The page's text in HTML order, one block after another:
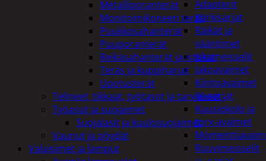
Adapterit
Kärkisarjat
Räikät ja
vääntimet
Iskumeisselit
Jakoavaimet
Kiintoavaimet
ja -sarjat
Kuusiokolo ja
torx-avaimet
Ruuvimeisselit
Metalliporanterät
Monitoimikoneen terät
Puukkosahanterät
Puuporanterät
Reikäsahanterät ja istukat
Teräs ja kuppiharjat
Upotusterät
Telineet, tikkaat, työtasot ja tarvikkeet
Työasut ja suojaimet
Suojalasit ja kuulosuojaimet
Vaunut ja pöydät
Valaisimet ja lamput